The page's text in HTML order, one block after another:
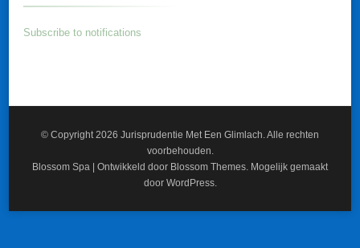
Subscribe to notifications
© Copyright 2026 Jurisprudentie Met Een Glimlach . Alle rechten
voorbehouden.
Blossom Spa | Ontwikkeld door Blossom Themes . Mogelijk gemaakt
door WordPress.